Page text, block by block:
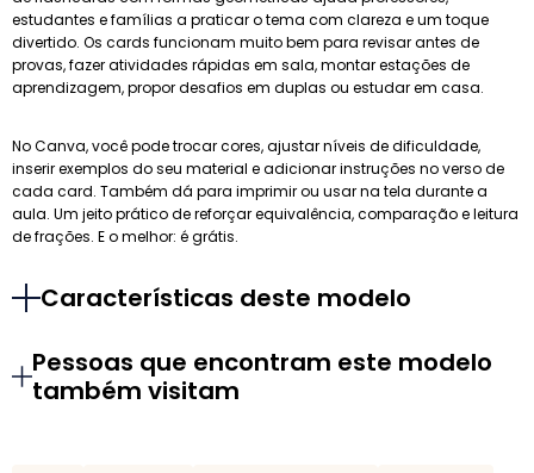
estudantes e famílias a praticar o tema com clareza e um toque
divertido. Os cards funcionam muito bem para revisar antes de
provas, fazer atividades rápidas em sala, montar estações de
aprendizagem, propor desafios em duplas ou estudar em casa.
No Canva, você pode trocar cores, ajustar níveis de dificuldade,
inserir exemplos do seu material e adicionar instruções no verso de
cada card. Também dá para imprimir ou usar na tela durante a
aula. Um jeito prático de reforçar equivalência, comparação e leitura
de frações. E o melhor: é grátis.
Características deste modelo
Pessoas que encontram este modelo
também visitam